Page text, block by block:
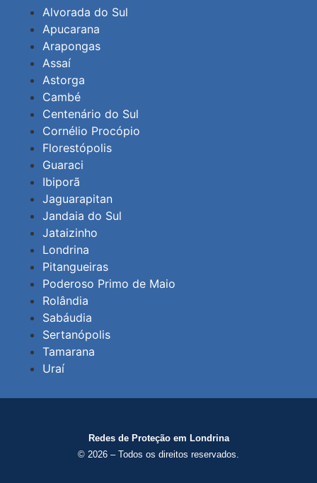
Alvorada do Sul
Apucarana
Arapongas
Assaí
Astorga
Cambé
Centenário do Sul
Cornélio Procópio
Florestópolis
Guaraci
Ibiporã
Jaguarapitan
Jandaia do Sul
Jataizinho
Londrina
Pitangueiras
Poderoso Primo de Maio
Rolândia
Sabáudia
Sertanópolis
Tamarana
Uraí
Redes de Proteção em Londrina
© 2026 – Todos os direitos reservados.